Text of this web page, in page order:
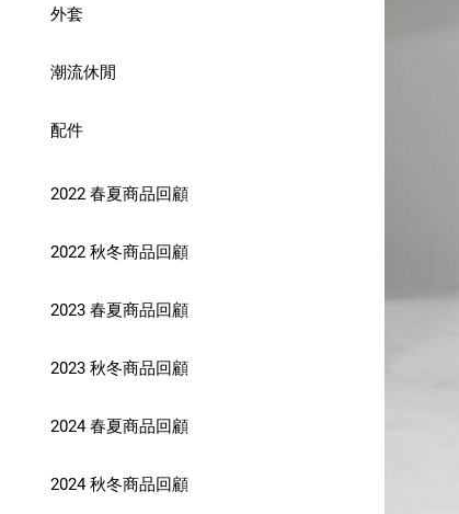
外套
潮流休閒
配件
2022 春夏商品回顧
2022 秋冬商品回顧
2023 春夏商品回顧
2023 秋冬商品回顧
2024 春夏商品回顧
2024 秋冬商品回顧